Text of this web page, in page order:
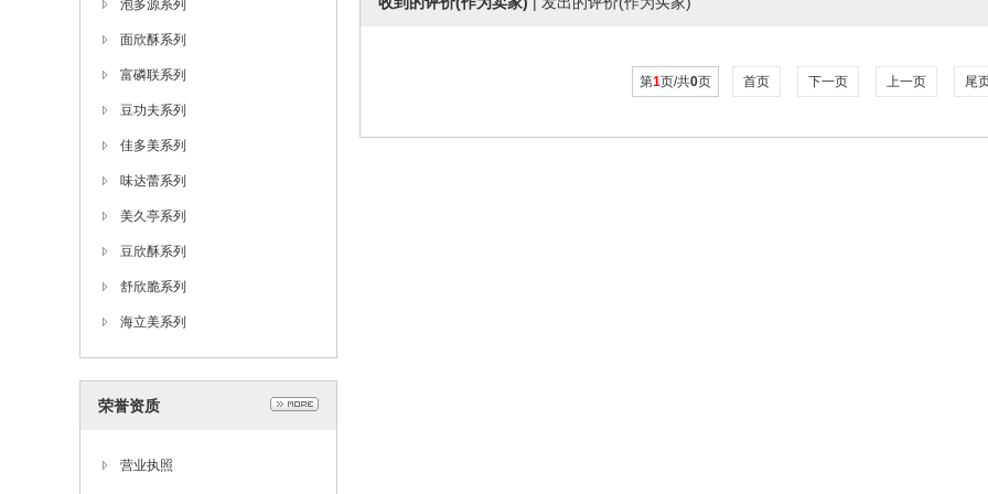
泡多源系列
面欣酥系列
富磷联系列
豆功夫系列
佳多美系列
味达蕾系列
美久亭系列
豆欣酥系列
舒欣脆系列
海立美系列
荣誉资质
营业执照
第1页/共0页 首页 下一页 上一页 尾